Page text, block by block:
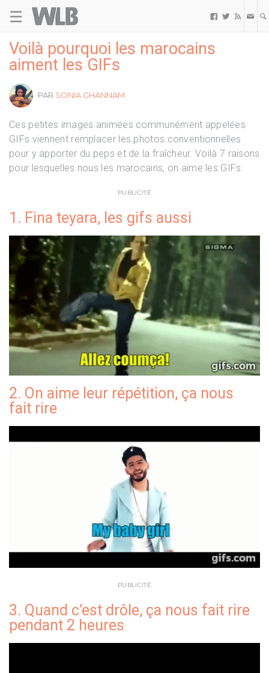
☰   
Voilà pourquoi les marocains
aiment les GIFs
PAR SONIA GHANNAM
Ces petites images animées communément appelées
GIFs viennent remplacer les photos conventionnelles
pour y apporter du peps et de la fraîcheur. Voilà 7 raisons
pour lesquelles nous les marocains, on aime les GIFs:
PUBLICITÉ
1. Fina teyara, les gifs aussi
2. On aime leur répétition, ça nous
fait rire
PUBLICITÉ
3. Quand c’est drôle, ça nous fait rire
pendant 2 heures